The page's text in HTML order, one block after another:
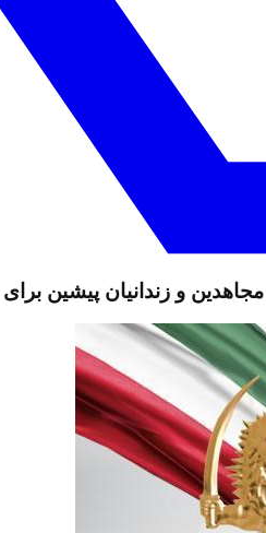
و زندانیان پیشین